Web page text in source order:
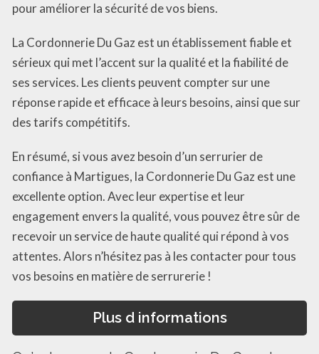
pour améliorer la sécurité de vos biens.
La Cordonnerie Du Gaz est un établissement fiable et
sérieux qui met l’accent sur la qualité et la fiabilité de
ses services. Les clients peuvent compter sur une
réponse rapide et efficace à leurs besoins, ainsi que sur
des tarifs compétitifs.
En résumé, si vous avez besoin d’un serrurier de
confiance à Martigues, la Cordonnerie Du Gaz est une
excellente option. Avec leur expertise et leur
engagement envers la qualité, vous pouvez être sûr de
recevoir un service de haute qualité qui répond à vos
attentes. Alors n’hésitez pas à les contacter pour tous
vos besoins en matière de serrurerie !
Plus d informations